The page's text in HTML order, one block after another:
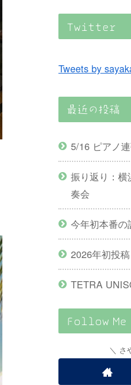
Twitter
Tweets by
最近の投稿
5/16 ピアノ
振り返り：
奏会
今年初本番の
2026年初投稿
TETRA
Follow Me
さ